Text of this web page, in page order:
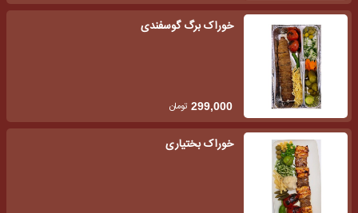
خوراک برگ گوسفندی
299,000 تومان
خوراک بختیاری